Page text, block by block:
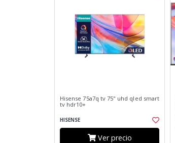
Hisense 75a7q tv 75" uhd qled smart
tv hdr10+
HISENSE
Ver precio